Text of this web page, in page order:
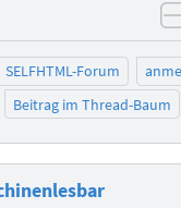
SELFHTML-Forum
Beitrag im Thread-Baum